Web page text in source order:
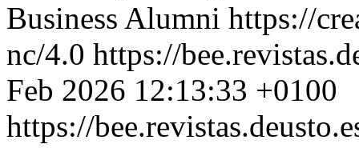
Business Alumni https://
nc/4.0 https://
Feb 2026 12:13:33 +0100
https://